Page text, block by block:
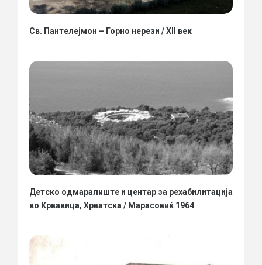
Св. Пантелејмон – Горно нерези / XII век
Детско одмаралиште и центар за рехабилитација
во Крвавица, Хрватска / Марасовиќ 1964